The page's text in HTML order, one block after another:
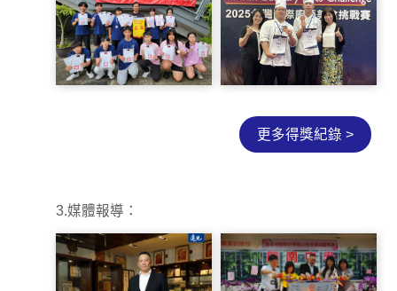
593943469_1364486592049919_7639035780300074933_n
S__40624152_0
更多得獎紀錄 >
3.媒體報導：